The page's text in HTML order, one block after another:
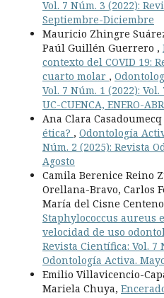
Vol. 7 Núm. 3 (2022):
Septiembre-Diciembre
Mauricio Zhingre
Paúl Guillén Guerrero ,
contexto del COVID 19:
cuarto molar ,
Vol. 7 Núm. 1 (2022): Vol.
UC-CUENCA, ENERO-
Ana Clara Casadoumecq
ética? , Odontología
Núm. 2 (2025): Revista
Agosto
Camila Berenice Reino
Orellana-Bravo, Carlos
María del Cisne
Staphylococcus aureus
velocidad de uso
Revista Científica: Vol. 7
Odontología Activa.
Emilio Villavicencio-
Mariela Chuya,